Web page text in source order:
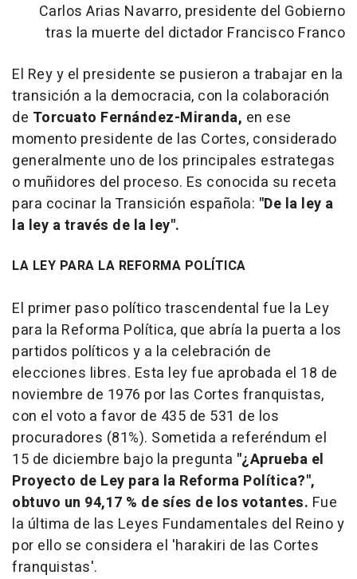
Carlos Arias Navarro, presidente del Gobierno
tras la muerte del dictador Francisco Franco
El Rey y el presidente se pusieron a trabajar en la
transición a la democracia, con la colaboración
de Torcuato Fernández-Miranda, en ese
momento presidente de las Cortes, considerado
generalmente uno de los principales estrategas
o muñidores del proceso. Es conocida su receta
para cocinar la Transición española: "De la ley a
la ley a través de la ley".
LA LEY PARA LA REFORMA POLÍTICA
El primer paso político trascendental fue la Ley
para la Reforma Política, que abría la puerta a los
partidos políticos y a la celebración de
elecciones libres. Esta ley fue aprobada el 18 de
noviembre de 1976 por las Cortes franquistas,
con el voto a favor de 435 de 531 de los
procuradores (81%). Sometida a referéndum el
15 de diciembre bajo la pregunta "¿Aprueba el
Proyecto de Ley para la Reforma Política?",
obtuvo un 94,17 % de síes de los votantes. Fue
la última de las Leyes Fundamentales del Reino y
por ello se considera el 'harakiri de las Cortes
franquistas'.